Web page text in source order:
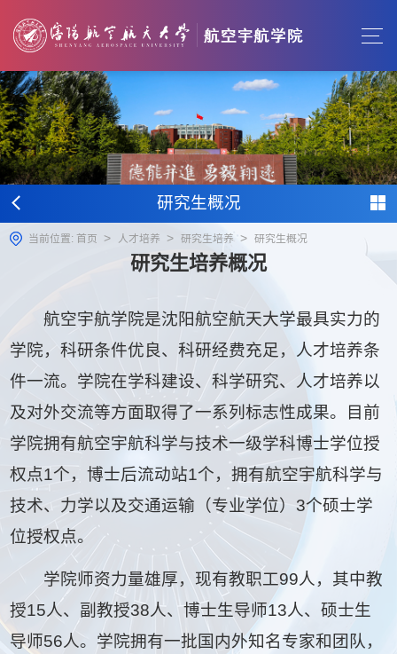
研究生概况
当前位置: 首页 > 人才培养 > 研究生培养 > 研究生概况
研究生培养概况
航空宇航学院是沈阳航空航天大学最具实力的
学院，科研条件优良、科研经费充足，人才培养条
件一流。学院在学科建设、科学研究、人才培养以
及对外交流等方面取得了一系列标志性成果。目前
学院拥有航空宇航科学与技术一级学科博士学位授
权点1个，博士后流动站1个，拥有航空宇航科学与
技术、力学以及交通运输（专业学位）3个硕士学
位授权点。
学院师资力量雄厚，现有教职工99人，其中教
授15人、副教授38人、博士生导师13人、硕士生
导师56人。学院拥有一批国内外知名专家和团队，